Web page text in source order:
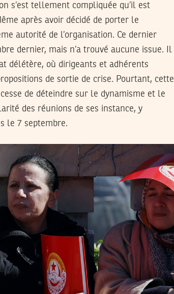
s’est tellement compliquée qu’il est
après avoir décidé de porter le
autorité de l’organisation. Ce dernier
dernier, mais n’a trouvé aucune issue. Il
délétère, où dirigeants et adhérents
de sortie de crise. Pourtant, cette
de déteindre sur le dynamisme et le
des réunions de ses instance, y
le 7 septembre.